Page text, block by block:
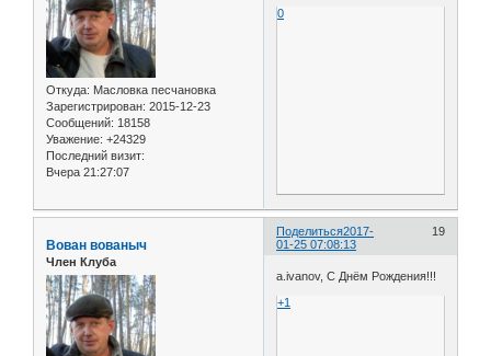
Откуда: Масловка песчановка
Зарегистрирован: 2015-12-23
Сообщений: 18158
Уважение: +24329
Последний визит:
Вчера 21:27:07
0
Поделиться 19
2017-
01-25 07:08:13
Вован вованыч
Член Клуба
а.ivanov, С Днём Рождения!!!
+1